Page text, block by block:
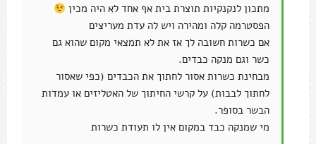
מתכון לנקנקיות תוצרת בית אף אחד לא היה מכין
הפסטרמה קלה ומהירה ויש לה עדת מעריצים
אם כשרות חשובה לך אז את לא תמצאי מקום שהוא גם
כשר וגם מנקה כבדים.
מבחינת כשרות אסור לחתוך את הכבדים (כפי שאסור
לחתוך לבבות) על קרשי החיתוך של האטליזים או עמדות
הבשר בסופר.
מי שמנקה כבד במקום אין לו תעודת כשרות